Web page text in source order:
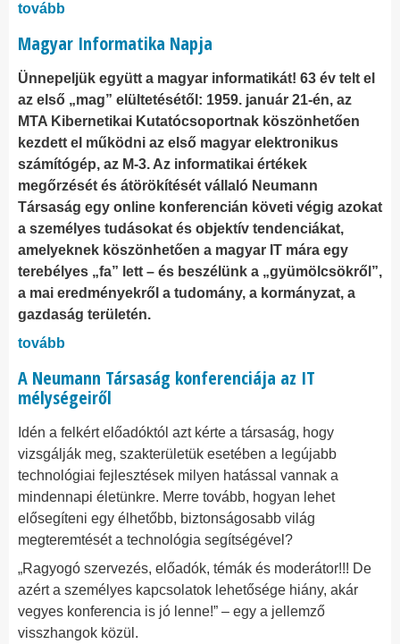
tovább
Magyar Informatika Napja
Ünnepeljük együtt a magyar informatikát! 63 év telt el
az első „mag” elültetésétől: 1959. január 21-én, az
MTA Kibernetikai Kutatócsoportnak köszönhetően
kezdett el működni az első magyar elektronikus
számítógép, az M-3. Az informatikai értékek
megőrzését és átörökítését vállaló Neumann
Társaság egy online konferencián követi végig azokat
a személyes tudásokat és objektív tendenciákat,
amelyeknek köszönhetően a magyar IT mára egy
terebélyes „fa” lett – és beszélünk a „gyümölcsökről”,
a mai eredményekről a tudomány, a kormányzat, a
gazdaság területén.
tovább
A Neumann Társaság konferenciája az IT
mélységeiről
Idén a felkért előadóktól azt kérte a társaság, hogy
vizsgálják meg, szakterületük esetében a legújabb
technológiai fejlesztések milyen hatással vannak a
mindennapi életünkre. Merre tovább, hogyan lehet
elősegíteni egy élhetőbb, biztonságosabb világ
megteremtését a technológia segítségével?
„Ragyogó szervezés, előadók, témák és moderátor!!! De
azért a személyes kapcsolatok lehetősége hiány, akár
vegyes konferencia is jó lenne!” – egy a jellemző
visszhangok közül.